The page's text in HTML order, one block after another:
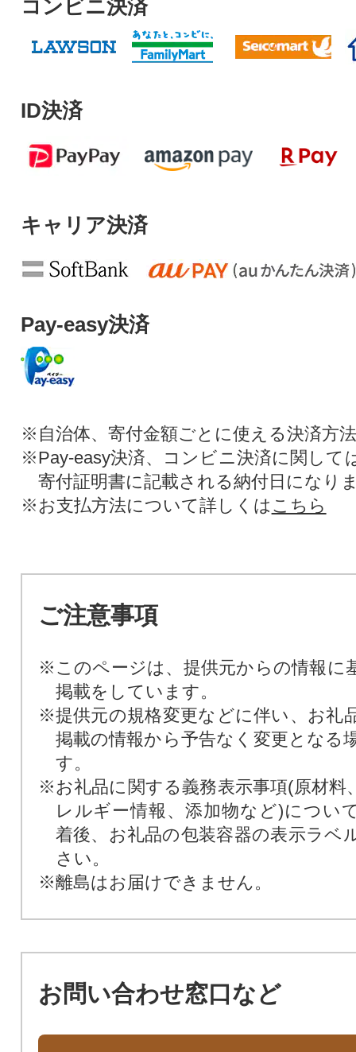
コンビニ決済
ID決済
キャリア決済
Pay-easy決済
※自治体、寄付金額ごとに使える決済方
※Pay-easy決済、コンビニ決済に関して
寄付証明書に記載される納付日になり
※お支払方法について詳しくは こちら
ご注意事項
※このページは、提供元からの情報に
掲載をしています。
※提供元の規格変更などに伴い、お礼
掲載の情報から予告なく変更となる
す。
※お礼品に関する義務表示事項(原材料
レルギー情報、添加物など)につい
着後、お礼品の包装容器の表示ラベ
さい。
※離島はお届けできません。
お問い合わせ窓口など